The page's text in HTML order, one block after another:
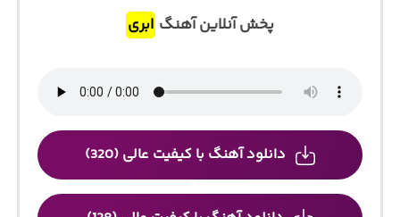
پخش آنلاین آهنگ ابری
دانلود آهنگ با کیفیت عالی (320)